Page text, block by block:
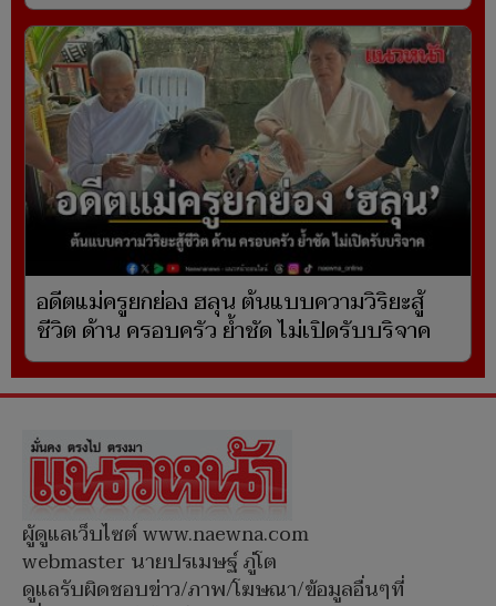
อดีตแม่ครูยกย่อง ฮลุน ต้นแบบความวิริยะสู้
ชีวิต ด้าน ครอบครัว ย้ำชัด ไม่เปิดรับบริจาค
ผู้ดูแลเว็บไซต์ www.naewna.com
webmaster นายปรเมษฐ์ ภู่โต
ดูแลรับผิดชอบข่าว/ภาพ/โฆษณา/ข้อมูลอื่นๆที่